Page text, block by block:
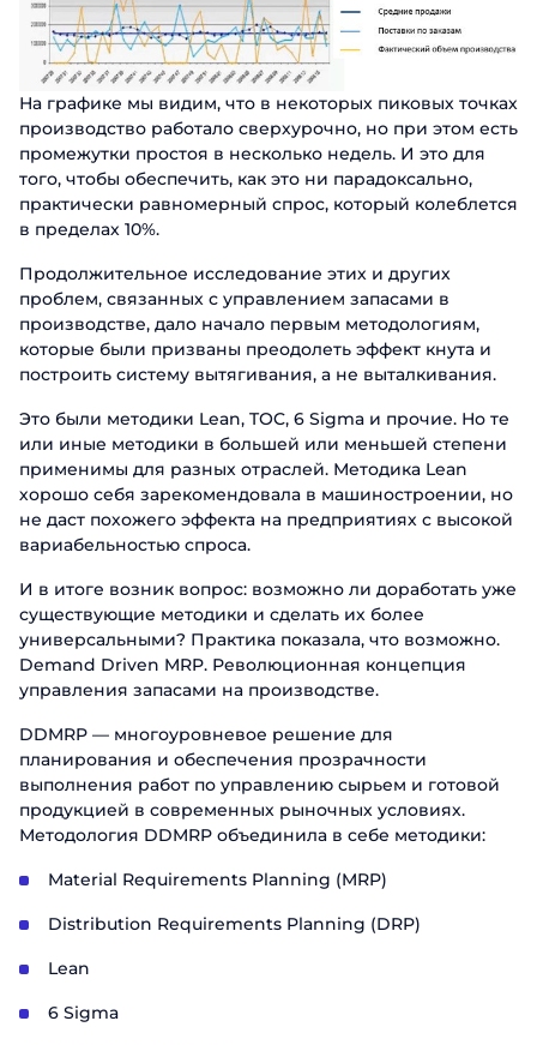
На графике мы видим, что в некоторых пиковых точках
производство работало сверхурочно, но при этом есть
промежутки простоя в несколько недель. И это для
того, чтобы обеспечить, как это ни парадоксально,
практически равномерный спрос, который колеблется
в пределах 10%.
Продолжительное исследование этих и других
проблем, связанных с управлением запасами в
производстве, дало начало первым методологиям,
которые были призваны преодолеть эффект кнута и
построить систему вытягивания, а не выталкивания.
Это были методики Lean, TОC, 6 Sigma и прочие. Но те
или иные методики в большей или меньшей степени
применимы для разных отраслей. Методика Lean
хорошо себя зарекомендовала в машиностроении, но
не даст похожего эффекта на предприятиях с высокой
вариабельностью спроса.
И в итоге возник вопрос: возможно ли доработать уже
существующие методики и сделать их более
универсальными? Практика показала, что возможно.
Demand Driven MRP. Революционная концепция
управления запасами на производстве.
DDMRP — многоуровневое решение для
планирования и обеспечения прозрачности
выполнения работ по управлению сырьем и готовой
продукцией в современных рыночных условиях.
Методология DDMRP объединила в себе методики:
Material Requirements Planning (MRP)
Distribution Requirements Planning (DRP)
Lean
6 Sigma